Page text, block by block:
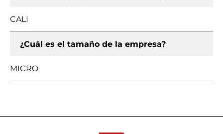
CALI
¿Cuál es el tamaño de la empresa?
MICRO